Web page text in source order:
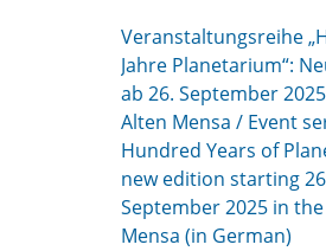
Veranstaltungsreihe
Jahre Planetarium“:
ab 26. September
Alten Mensa / Event
Hundred Years of
new edition starting 26
September 2025 in
Mensa (in German)